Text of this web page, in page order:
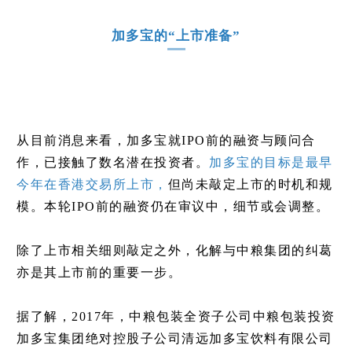
加多宝的“上市准备”
从目前消息来看，加多宝就IPO前的融资与顾问合
作，已接触了数名潜在投资者。 加多宝的目标是最早
今年在香港交易所上市， 但尚未敲定上市的时机和规
模。本轮IPO前的融资仍在审议中，细节或会调整。
除了上市相关细则敲定之外，化解与中粮集团的纠葛
亦是其上市前的重要一步。
据了解，2017年，中粮包装全资子公司中粮包装投资
加多宝集团绝对控股子公司清远加多宝饮料有限公司